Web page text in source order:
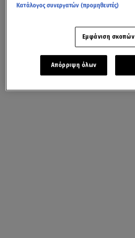
Κατάλογος συνεργατών (προμηθευτές)
Εμφάνιση σκοπών
Απόρριψη όλων